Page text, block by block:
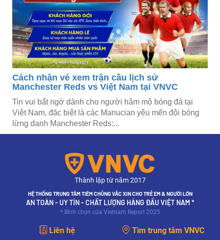
Cách nhận vé xem trận cầu lịch sử
Manchester Reds vs Việt Nam tại VNVC
Tin vui bất ngờ dành cho người hâm mộ bóng đá tại
Việt Nam, đặc biệt là các Manucian yêu mến đội bóng
lừng danh Manchester Reds:...
Thành lập từ năm 2017
HỆ THỐNG TRUNG TÂM TIÊM CHỦNG VẮC XIN CHO TRẺ EM & NGƯỜI LỚN
AN TOÀN - UY TÍN - CHẤT LƯỢNG HÀNG ĐẦU VIỆT NAM *
* Bình chọn của Vietnam Report 2025
Liên hệ
Tìm trung tâm VNVC